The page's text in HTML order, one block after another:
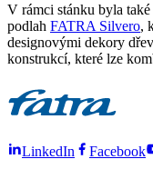
V rámci stánku byla
podlah FATRA Silvero,
designovými dekory
konstrukcí, které lze
LinkedIn Facebook